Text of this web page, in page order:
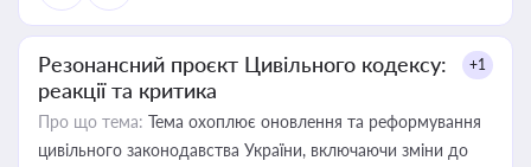
Резонансний проєкт Цивільного кодексу:
реакції та критика
+1
Про що тема: Тема охоплює оновлення та реформування
цивільного законодавства України, включаючи зміни до